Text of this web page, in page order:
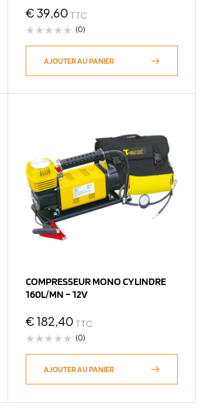
€ 39,60 TTC
(0)
AJOUTER AU PANIER
COMPRESSEUR MONO CYLINDRE
160L/MN – 12V
€ 182,40 TTC
(0)
AJOUTER AU PANIER